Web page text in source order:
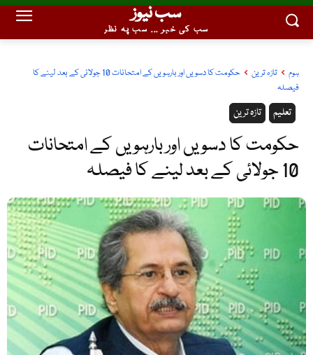
سب نیوز
سب کی خبر ... سب پہ نظر
ہوم تازہ ترین
حکومت کا دسویں اور بارہویں کے امتحانات 10 جولائی کے بعد لینے کا
فیصلہ
تازہ ترین تعلیم
حکومت کا دسویں اور بارہویں کے امتحانات
10 جولائی کے بعد لینے کا فیصلہ